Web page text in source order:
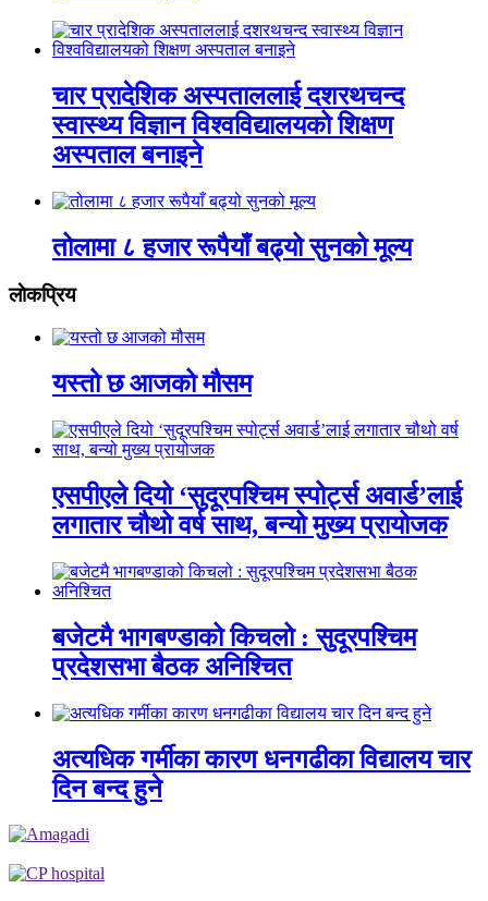
चार प्रादेशिक अस्पताललाई दशरथचन्द
स्वास्थ्य विज्ञान विश्वविद्यालयको शिक्षण
अस्पताल बनाइने
तोलामा ८ हजार रूपैयाँ बढ्यो सुनको मूल्य
लाेकप्रिय
यस्तो छ आजको मौसम
एसपीएले दियो ‘सुदूरपश्चिम स्पोर्ट्स अवार्ड’लाई
लगातार चौथो वर्ष साथ, बन्यो मुख्य प्रायोजक
बजेटमै भागबण्डाको किचलो : सुदूरपश्चिम
प्रदेशसभा बैठक अनिश्चित
अत्यधिक गर्मीका कारण धनगढीका विद्यालय चार
दिन बन्द हुने